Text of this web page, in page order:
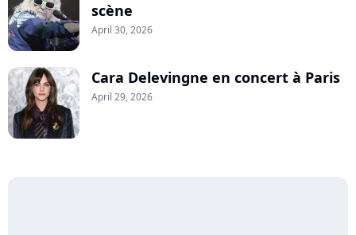
scène
April 30, 2026
Cara Delevingne en concert à Paris
April 29, 2026